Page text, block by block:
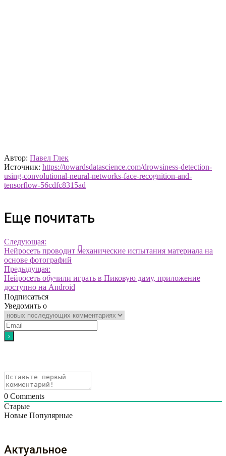
Автор: Павел Глек
Источник: https://towardsdatascience.com/drowsiness-detection-
using-convolutional-neural-networks-face-recognition-and-
tensorflow-56cdfc8315ad
Еще почитать
Следующая:
Нейросеть проводит механические испытания материала на
основе фотографий
Предыдущая:
Нейросеть обучили играть в Пиковую даму, приложение
доступно на Android
Подписаться
Уведомить о
0 Comments
Старые
Новые Популярные
Актуальное